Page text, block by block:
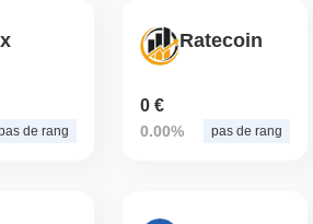
de rang
Ratecoin
0 €
0.00% pas de rang